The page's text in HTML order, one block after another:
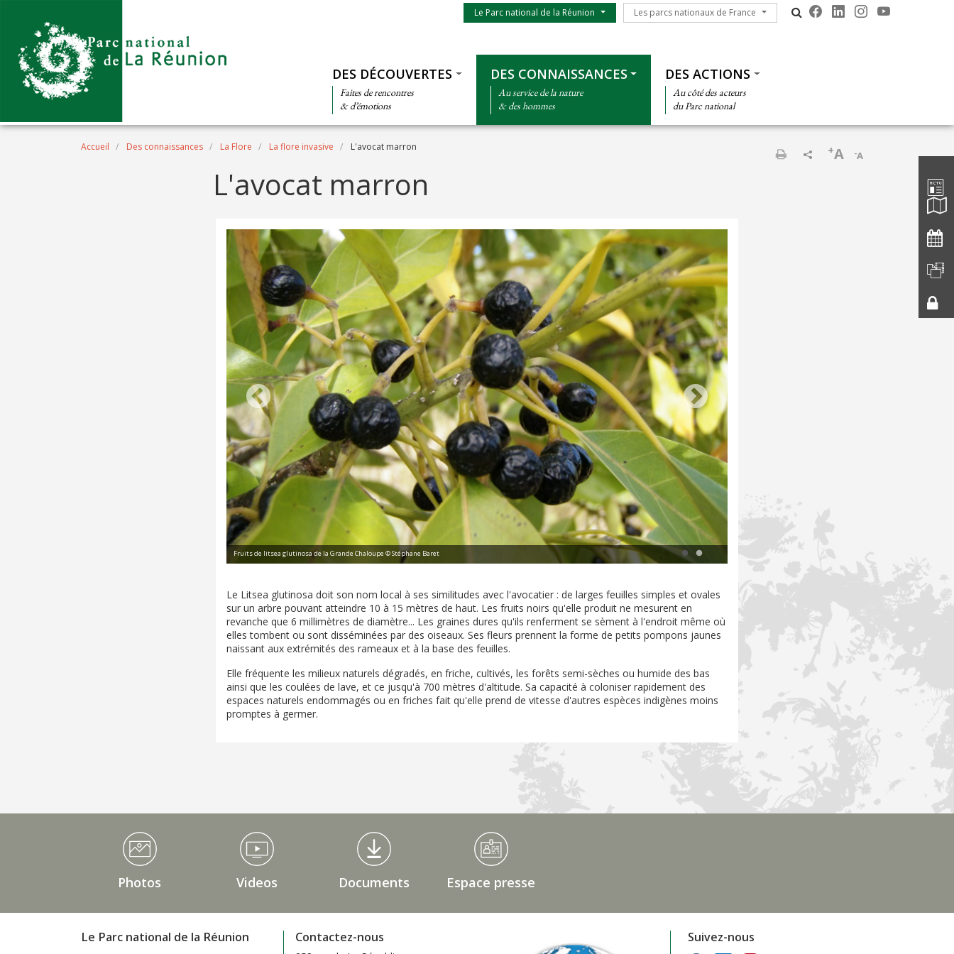
Menu du parc
Le Parc national de la Réunion Les parcs nationaux de France
Les parcs nationaux de France
DES DÉCOUVERTES
Faites de rencontres
& d’émotions
DES CONNAISSANCES
Au service de la nature
& des hommes
DES ACTIONS
Au côté des acteurs
du Parc national
Fil d'Ariane
Accueil Des connaissances La Flore La flore invasive L'avocat marron
-A
+A
L'avocat marron
Fruits de litsea glutinosa de la Grande Chaloupe © Stéphane Baret
Le Litsea glutinosa doit son nom local à ses similitudes avec l'avocatier : de larges feuilles simples et ovales
sur un arbre pouvant atteindre 10 à 15 mètres de haut. Les fruits noirs qu'elle produit ne mesurent en
revanche que 6 millimètres de diamètre... Les graines dures qu'ils renferment se sèment à l'endroit même où
elles tombent ou sont disséminées par des oiseaux. Ses fleurs prennent la forme de petits pompons jaunes
naissant aux extrémités des rameaux et à la base des feuilles.
Elle fréquente les milieux naturels dégradés, en friche, cultivés, les forêts semi-sèches ou humide des bas
ainsi que les coulées de lave, et ce jusqu'à 700 mètres d'altitude. Sa capacité à coloniser rapidement des
espaces naturels endommagés ou en friches fait qu'elle prend de vitesse d'autres espèces indigènes moins
promptes à germer.
Médiathèque Footer
Photos Videos Documents Espace presse
Le Parc national de la Réunion Contactez-nous Suivez-nous